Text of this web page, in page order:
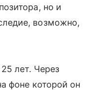
но и
возможно,
лет. Через
фоне которой он